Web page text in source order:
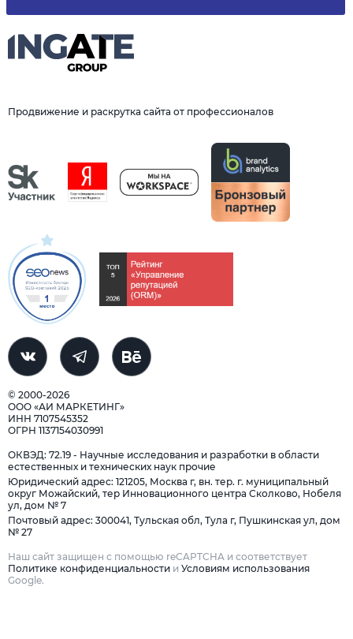
Продвижение и раскрутка сайта от профессионалов
© 2000-2026
ООО «АИ МАРКЕТИНГ»
ИНН 7107545352
ОГРН 1137154030991
ОКВЭД: 72.19 - Научные исследования и разработки в области
естественных и технических наук прочие
Юридический адрес: 121205, Москва г, вн. тер. г. муниципальный
округ Можайский, тер Инновационного центра Сколково, Нобеля
ул, дом № 7
Почтовый адрес: 300041, Тульская обл, Тула г, Пушкинская ул, дом
№ 27
Наш сайт защищен с помощью reCAPTCHA и соответствует
Политике конфиденциальности и Условиям использования
Google.